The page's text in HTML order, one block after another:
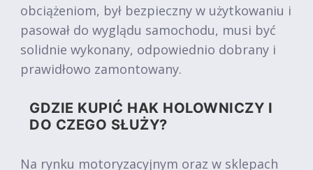
obciążeniom, był bezpieczny w użytkowaniu i
pasował do wyglądu samochodu, musi być
solidnie wykonany, odpowiednio dobrany i
prawidłowo zamontowany.
GDZIE KUPIĆ HAK HOLOWNICZY I
DO CZEGO SŁUŻY?
Na rynku motoryzacyjnym oraz w sklepach